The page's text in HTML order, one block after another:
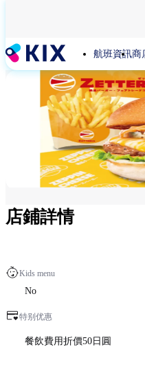
主
內
容
航班資訊商
店鋪詳情
Kids menu
No
特别优惠
餐飲費用折價50日圓